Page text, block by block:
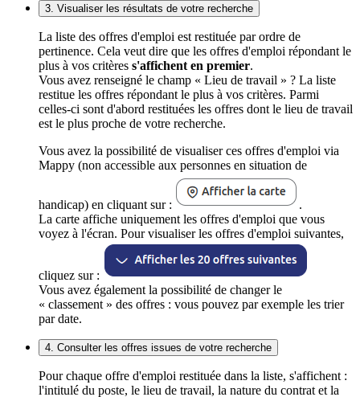
3. Visualiser les résultats de votre recherche
La liste des offres d'emploi est restituée par ordre de
pertinence. Cela veut dire que les offres d'emploi répondant le
plus à vos critères s'affichent en premier.
Vous avez renseigné le champ « Lieu de travail » ? La liste
restitue les offres répondant le plus à vos critères. Parmi
celles-ci sont d'abord restituées les offres dont le lieu de travail
est le plus proche de votre recherche.
Vous avez la possibilité de visualiser ces offres d'emploi via
Mappy (non accessible aux personnes en situation de
handicap) en cliquant sur :
.
La carte affiche uniquement les offres d'emploi que vous
voyez à l'écran. Pour visualiser les offres d'emploi suivantes,
cliquez sur :
Vous avez également la possibilité de changer le
« classement » des offres : vous pouvez par exemple les trier
par date.
4. Consulter les offres issues de votre recherche
Pour chaque offre d'emploi restituée dans la liste, s'affichent :
l'intitulé du poste, le lieu de travail, la nature du contrat et la